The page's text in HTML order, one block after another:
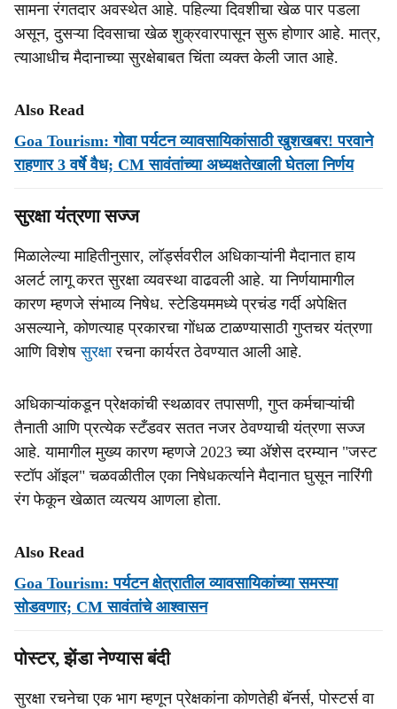
सामना रंगतदार अवस्थेत आहे. पहिल्या दिवशीचा खेळ पार पडला
असून, दुसऱ्या दिवसाचा खेळ शुक्रवारपासून सुरू होणार आहे. मात्र,
त्याआधीच मैदानाच्या सुरक्षेबाबत चिंता व्यक्त केली जात आहे.
Also Read
Goa Tourism: गोवा पर्यटन व्यावसायिकांसाठी खुशखबर! परवाने
राहणार 3 वर्षे वैध; CM सावंतांच्या अध्यक्षतेखाली घेतला निर्णय
सुरक्षा यंत्रणा सज्ज
मिळालेल्या माहितीनुसार, लॉर्ड्सवरील अधिकाऱ्यांनी मैदानात हाय
अलर्ट लागू करत सुरक्षा व्यवस्था वाढवली आहे. या निर्णयामागील
कारण म्हणजे संभाव्य निषेध. स्टेडियममध्ये प्रचंड गर्दी अपेक्षित
असल्याने, कोणत्याह प्रकारचा गोंधळ टाळण्यासाठी गुप्तचर यंत्रणा
आणि विशेषसुरक्षारचना कार्यरत ठेवण्यात आली आहे.
अधिकाऱ्यांकडून प्रेक्षकांची स्थळावर तपासणी, गुप्त कर्मचाऱ्यांची
तैनाती आणि प्रत्येक स्टँडवर सतत नजर ठेवण्याची यंत्रणा सज्ज
आहे. यामागील मुख्य कारण म्हणजे 2023 च्या अ‍ॅशेस दरम्यान "जस्ट
स्टॉप ऑइल" चळवळीतील एका निषेधकर्त्याने मैदानात घुसून नारिंगी
रंग फेकून खेळात व्यत्यय आणला होता.
Also Read
Goa Tourism: पर्यटन क्षेत्रातील व्यावसायिकांच्या समस्या
सोडवणार; CM सावंतांचे आश्वासन
पोस्टर, झेंडा नेण्यास बंदी
सुरक्षा रचनेचा एक भाग म्हणून प्रेक्षकांना कोणतेही बॅनर्स, पोस्टर्स वा